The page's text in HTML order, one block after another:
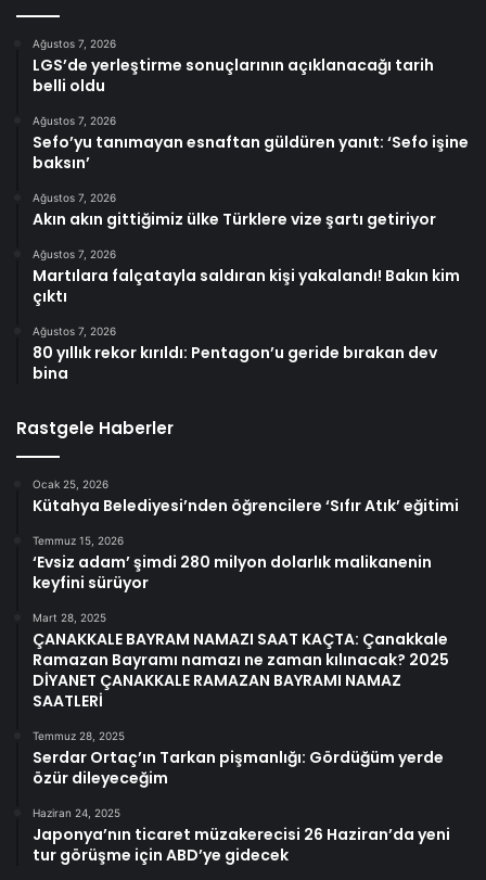
Ağustos 7, 2026
LGS’de yerleştirme sonuçlarının açıklanacağı tarih
belli oldu
Ağustos 7, 2026
Sefo’yu tanımayan esnaftan güldüren yanıt: ‘Sefo işine
baksın’
Ağustos 7, 2026
Akın akın gittiğimiz ülke Türklere vize şartı getiriyor
Ağustos 7, 2026
Martılara falçatayla saldıran kişi yakalandı! Bakın kim
çıktı
Ağustos 7, 2026
80 yıllık rekor kırıldı: Pentagon’u geride bırakan dev
bina
Rastgele Haberler
Ocak 25, 2026
Kütahya Belediyesi’nden öğrencilere ‘Sıfır Atık’ eğitimi
Temmuz 15, 2026
‘Evsiz adam’ şimdi 280 milyon dolarlık malikanenin
keyfini sürüyor
Mart 28, 2025
ÇANAKKALE BAYRAM NAMAZI SAAT KAÇTA: Çanakkale
Ramazan Bayramı namazı ne zaman kılınacak? 2025
DİYANET ÇANAKKALE RAMAZAN BAYRAMI NAMAZ
SAATLERİ
Temmuz 28, 2025
Serdar Ortaç’ın Tarkan pişmanlığı: Gördüğüm yerde
özür dileyeceğim
Haziran 24, 2025
Japonya’nın ticaret müzakerecisi 26 Haziran’da yeni
tur görüşme için ABD’ye gidecek